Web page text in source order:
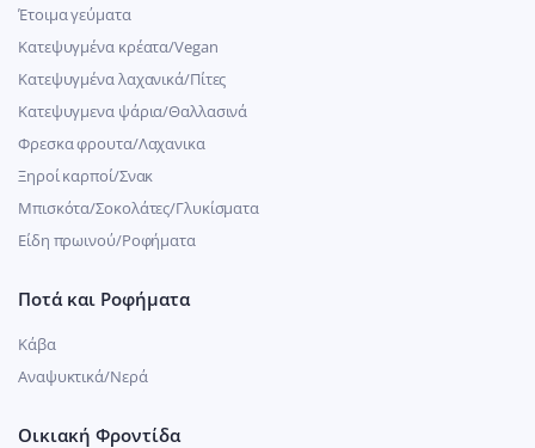
Έτοιμα γεύματα
Κατεψυγμένα κρέατα/Vegan
Kατεψυγμένα λαχανικά/Πίτες
Κατεψυγμενα ψάρια/Θαλλασινά
Φρεσκα φρουτα/Λαχανικα
Ξηροί καρποί/Σνακ
Μπισκότα/Σοκολάτες/Γλυκίσματα
Είδη πρωινού/Ροφήματα
Ποτά και Ροφήματα
Κάβα
Αναψυκτικά/Νερά
Οικιακή Φροντίδα